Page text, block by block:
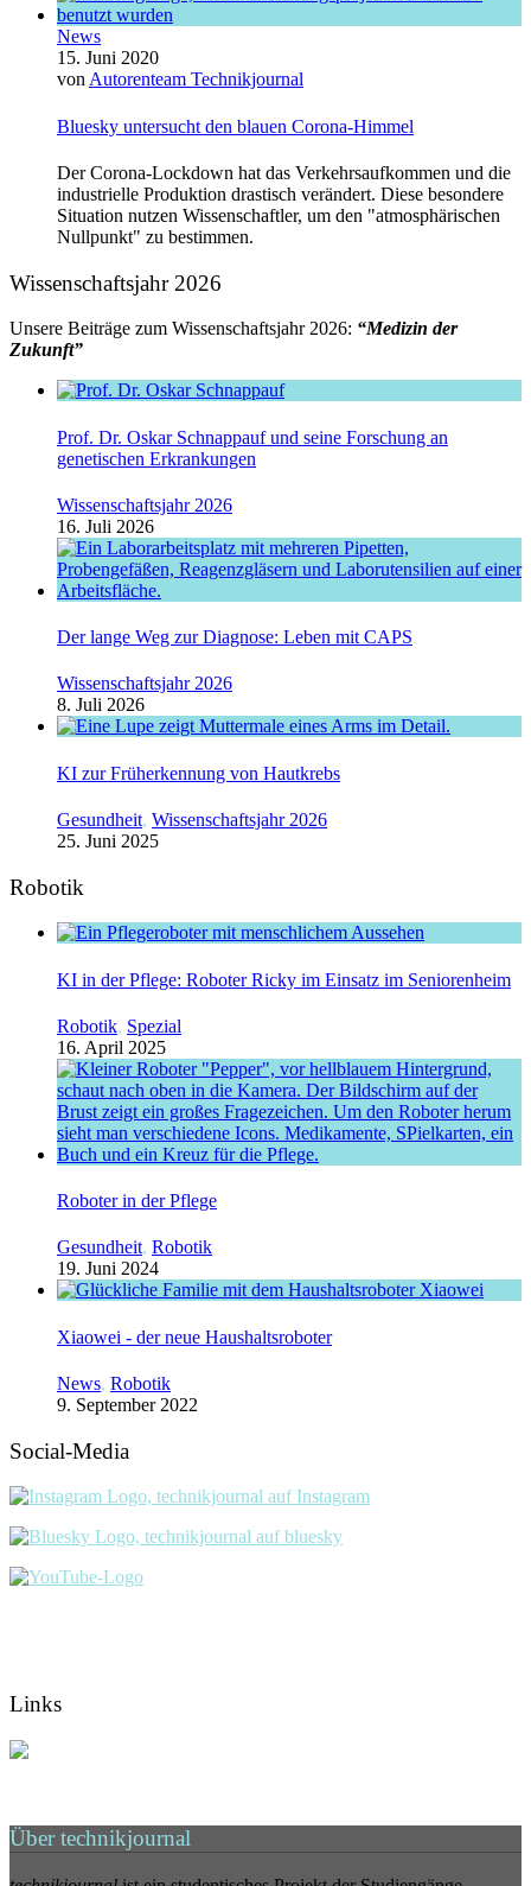
News
15. Juni 2020
von Autorenteam Technikjournal
Bluesky untersucht den blauen Corona-Himmel
Der Corona-Lockdown hat das Verkehrsaufkommen und die
industrielle Produktion drastisch verändert. Diese besondere
Situation nutzen Wissenschaftler, um den "atmosphärischen
Nullpunkt" zu bestimmen.
Wissenschaftsjahr 2026
Unsere Beiträge zum Wissenschaftsjahr 2026: “Medizin der
Zukunft”
Prof. Dr. Oskar Schnappauf und seine Forschung an
genetischen Erkrankungen
Wissenschaftsjahr 2026
16. Juli 2026
Der lange Weg zur Diagnose: Leben mit CAPS
Wissenschaftsjahr 2026
8. Juli 2026
KI zur Früherkennung von Hautkrebs
Gesundheit, Wissenschaftsjahr 2026
25. Juni 2025
Robotik
KI in der Pflege: Roboter Ricky im Einsatz im Seniorenheim
Robotik, Spezial
16. April 2025
Roboter in der Pflege
Gesundheit, Robotik
19. Juni 2024
Xiaowei - der neue Haushaltsroboter
News, Robotik
9. September 2022
Social-Media
Links
Über technikjournal